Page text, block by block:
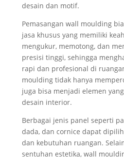
desain dan motif.
Pemasangan wall moulding
jasa khusus yang memiliki
mengukur, memotong, dan
presisi tinggi, sehingga
rapi dan profesional di
moulding tidak hanya
juga bisa menjadi elemen
desain interior.
Berbagai jenis panel seperti
dada, dan cornice dapat
dan kebutuhan ruangan.
sentuhan estetika, wall